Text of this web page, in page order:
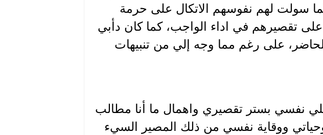
سولت لهم نفوسهم الاتكال على حرمة
تقصيرهم في اداء الواجب، كما كان دأبي
على رغم مما وجه إلي من تنبيهات
نفسي بستر تقصيري واهمال ما أنا مطالب
وحياتي ووقاية نفسي من ذلك المصير السيء